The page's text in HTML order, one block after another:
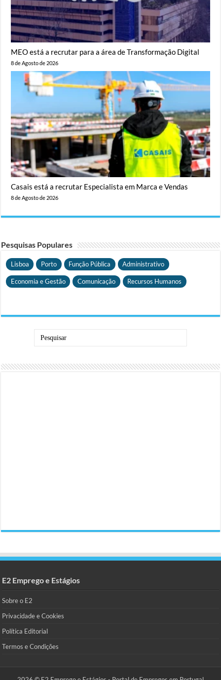
MEO está a recrutar para a área de Transformação Digital
8 de Agosto de 2026
Casais está a recrutar Especialista em Marca e Vendas
8 de Agosto de 2026
Pesquisas Populares
Lisboa Porto Função Pública Administrativo
Economia e Gestão Comunicação Recursos Humanos
E2 Emprego e Estágios
Sobre o E2
Privacidade e Cookies
Política Editorial
Termos e Condições